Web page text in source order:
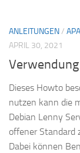
ANLEITUNGEN/
APRIL 30, 2021
Dieses Howto
nutzen kann die
Debian Lenny
offener Standard
Dabei können